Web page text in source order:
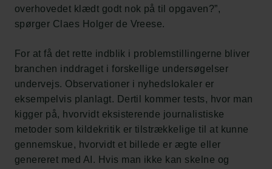
overhovedet klædt godt nok på til opgaven?”,
spørger Claes Holger de Vreese.
For at få det rette indblik i problemstillingerne bliver
branchen inddraget i forskellige undersøgelser
undervejs. Observationer i nyhedslokaler er
eksempelvis planlagt. Dertil kommer tests, hvor man
kigger på, hvorvidt eksisterende journalistiske
metoder som kildekritik er tilstrækkelige til at kunne
gennemskue, hvorvidt et billede er ægte eller
genereret med AI. Hvis man ikke kan skelne og